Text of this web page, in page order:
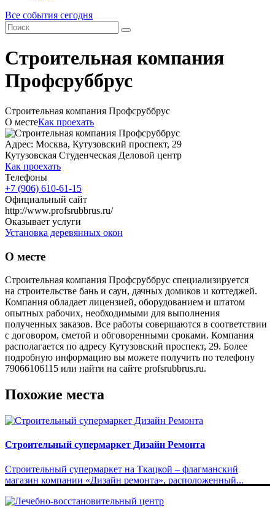
Все события сегодня
Строительная компания
Профсруббрус
Строительная компания Профсруббрус
О местеКак проехать
Адрес: Москва, Кутузовский проспект, 29
Кутузовская Студенческая Деловой центр
Как проехать
Телефоны
+7 (906) 610-61-15
Официальный сайт
http://www.profsrubbrus.ru/
Оказывает услуги
Установка деревянных окон
О месте
Строительная компания Профсруббрус специализируется
на строительстве бань и саун, дачных домиков и коттеджей.
Компания обладает лицензией, оборудованием и штатом
опытных рабочих, необходимыми для выполнения
полученных заказов. Все работы совершаются в соответствии
с договором, сметой и обговоренными сроками. Компания
располагается по адресу Кутузовский проспект, 29. Более
подробную информацию вы можете получить по телефону
79066106115 или найти на сайте profsrubbrus.ru.
Похожие места
Строительный супермаркет Дизайн Ремонта
Строительный супермаркет на Ткацкой – флагманский
магазин компании «Дизайн ремонта», расположенный...